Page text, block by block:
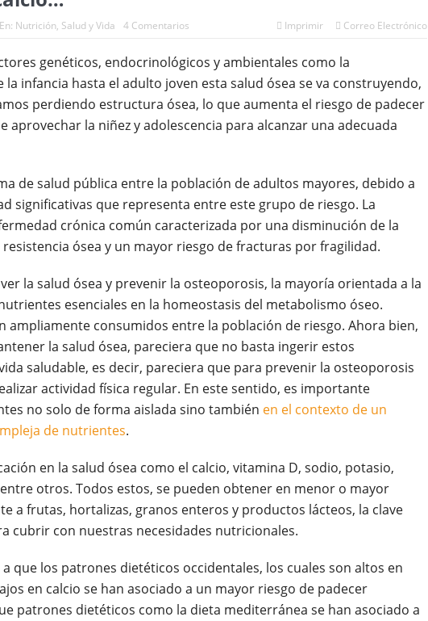
En: Nutrición, Salud y Vida 4 Comentarios Imprimir Correo Electrónico
genéticos, endocrinológicos y ambientales como la
infancia hasta el adulto joven esta salud ósea se va construyendo,
perdiendo estructura ósea, lo que aumenta el riesgo de padecer
la niñez y adolescencia para alcanzar una adecuada
de salud pública entre la población de adultos mayores, debido a
significativas que representa entre este grupo de riesgo. La
crónica común caracterizada por una disminución de la
ósea y un mayor riesgo de fracturas por fragilidad.
la salud ósea y prevenir la osteoporosis, la mayoría orientada a la
esenciales en la homeostasis del metabolismo óseo.
ampliamente consumidos entre la población de riesgo. Ahora bien,
la salud ósea, pareciera que no basta ingerir estos
saludable, es decir, pareciera que para prevenir la osteoporosis
actividad física regular. En este sentido, es importante
no solo de forma aislada sino también en el contexto de un
de nutrientes.
en la salud ósea como el calcio, vitamina D, sodio, potasio,
otros. Todos estos, se pueden obtener en menor o mayor
a frutas, hortalizas, granos enteros y productos lácteos, la clave
cubrir con nuestras necesidades nutricionales.
que los patrones dietéticos occidentales, los cuales son altos en
en calcio se han asociado a un mayor riesgo de padecer
patrones dietéticos como la dieta mediterránea se han asociado a